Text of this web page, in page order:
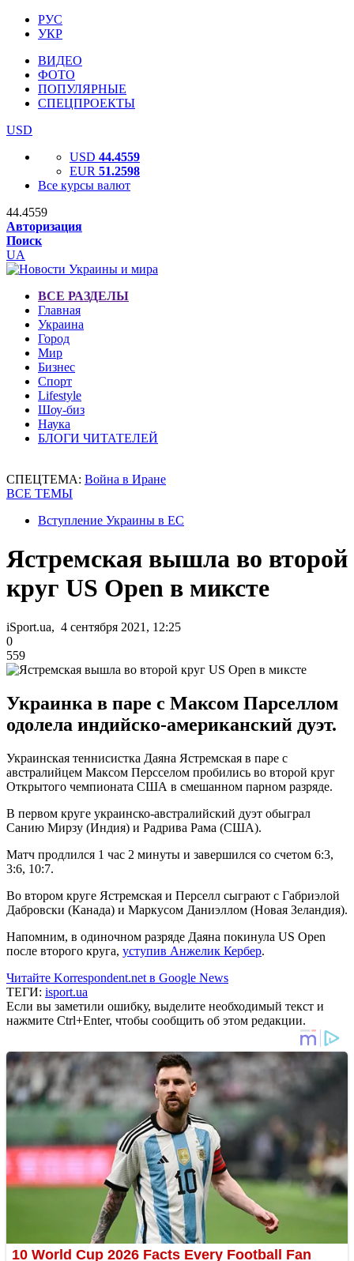
РУС
УКР
ВИДЕО
ФОТО
ПОПУЛЯРНЫЕ
СПЕЦПРОЕКТЫ
USD
USD 44.4559
EUR 51.2598
Все курсы валют
44.4559
Авторизация
Поиск
UA
ВСЕ РАЗДЕЛЫ
Главная
Украина
Город
Мир
Бизнес
Спорт
Lifestyle
Шоу-биз
Наука
БЛОГИ ЧИТАТЕЛЕЙ
СПЕЦТЕМА: Война в Иране
ВСЕ ТЕМЫ
Вступление Украины в ЕС
Ястремская вышла во второй
круг US Open в миксте
iSport.ua, 4 сентября 2021, 12:25
0
559
Украинка в паре с Максом Парселлом
одолела индийско-американский дуэт.
Украинская теннисистка Даяна Ястремская в паре с
австралийцем Максом Персселом пробились во второй круг
Открытого чемпионата США в смешанном парном разряде.
В первом круге украинско-австралийский дуэт обыграл
Санию Мирзу (Индия) и Радрива Рама (США).
Матч продлился 1 час 2 минуты и завершился со счетом 6:3,
3:6, 10:7.
Во втором круге Ястремская и Перселл сыграют с Габриэлой
Дабровски (Канада) и Маркусом Даниэллом (Новая Зеландия).
Напомним, в одиночном разряде Даяна покинула US Open
после второго круга, уступив Анжелик Кербер.
Читайте Korrespondent.net в Google News
ТЕГИ: isport.ua
Если вы заметили ошибку, выделите необходимый текст и
нажмите Ctrl+Enter, чтобы сообщить об этом редакции.